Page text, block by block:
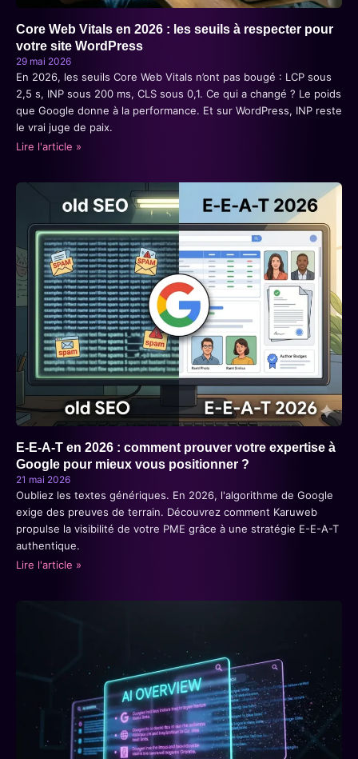
Core Web Vitals en 2026 : les seuils à respecter pour
votre site WordPress
29 mai 2026
En 2026, les seuils Core Web Vitals n’ont pas bougé : LCP sous
2,5 s, INP sous 200 ms, CLS sous 0,1. Ce qui a changé ? Le poids
que Google donne à la performance. Et sur WordPress, INP reste
le vrai juge de paix.
Lire l'article »
E-E-A-T en 2026 : comment prouver votre expertise à
Google pour mieux vous positionner ?
21 mai 2026
Oubliez les textes génériques. En 2026, l'algorithme de Google
exige des preuves de terrain. Découvrez comment Karuweb
propulse la visibilité de votre PME grâce à une stratégie E-E-A-T
authentique.
Lire l'article »